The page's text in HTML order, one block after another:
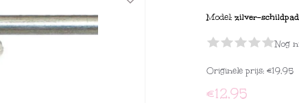
Model:zilver-schildpad
Nog
Originele prijs:€19,95
€12,95